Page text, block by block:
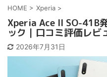
HOME > Xperia >
Xperia Ace II SO-41B
ック｜口コミ評価レビ
2026年7月31日